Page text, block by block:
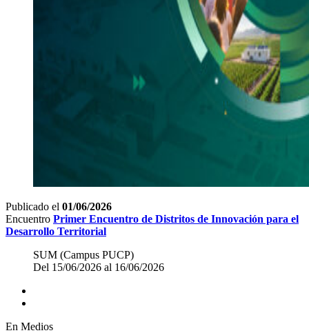
Publicado el 01/06/2026
Encuentro Primer Encuentro de Distritos de Innovación para el
Desarrollo Territorial
SUM (Campus PUCP)
Del 15/06/2026 al 16/06/2026
En Medios